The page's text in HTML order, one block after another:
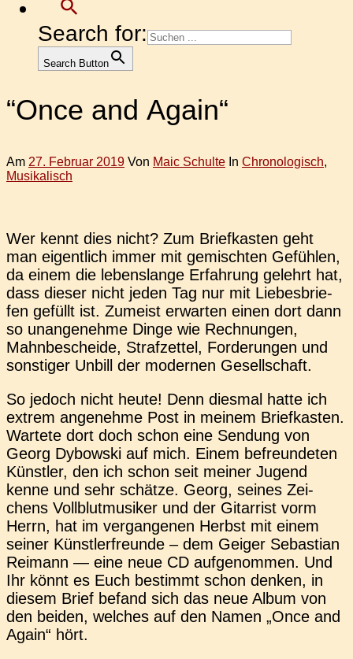
Search for:
Search Button
“Once and Again“
Am 27. Februar 2019 Von Maic Schulte In Chronologisch,
Musikalisch
Wer kennt dies nicht? Zum Brief­kas­ten geht
man eigent­lich immer mit gemisch­ten Gefüh­len,
da einem die lebens­lan­ge Erfah­rung gelehrt hat,
dass dieser nicht jeden Tag nur mit Lie­bes­brie­
fen gefüllt ist. Zumeist erwar­ten einen dort dann
so unan­ge­neh­me Dinge wie Rech­nun­gen,
Mahn­be­schei­de, Straf­zet­tel, For­de­run­gen und
sons­ti­ger Unbill der moder­nen Gesellschaft.
So jedoch nicht heute! Denn dies­mal hatte ich
extrem ange­neh­me Post in meinem Brief­kas­ten.
War­te­te dort doch schon eine Sen­dung von
Georg Dybow­ski auf mich. Einem befreun­de­ten
Künst­ler, den ich schon seit meiner Jugend
kenne und sehr schät­ze. Georg, seines Zei­
chens Voll­blut­mu­si­ker und der Gitar­rist vorm
Herrn, hat im ver­gan­ge­nen Herbst mit einem
seiner Künst­ler­freun­de – dem Geiger Sebas­ti­an
Rei­mann — eine neue CD auf­ge­nom­men. Und
Ihr könnt es Euch bestimmt schon denken, in
diesem Brief befand sich das neue Album von
den beiden, wel­ches auf den Namen „Once and
Again“ hört.